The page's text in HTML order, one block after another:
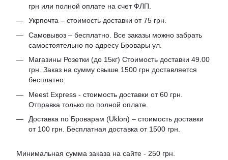
грн или полной оплате на счет ФЛП.
Укрпочта – стоимость доставки от 75 грн.
Самовывоз – бесплатно. Все заказы можно забрать
самостоятельно по адресу Бровары ул.
Магазины Розетки (до 15кг) Стоимость доставки 49.00
грн. Заказ на сумму свыше 1500 грн доставляется
бесплатно.
Meest Express - стоимость доставки от 60 грн.
Отправка только по полной оплате.
Доставка по Броварам (Uklon) – стоимость доставки
от 100 грн. Бесплатная доставка от 1500 грн.
Минимальная сумма заказа на сайте - 250 грн.